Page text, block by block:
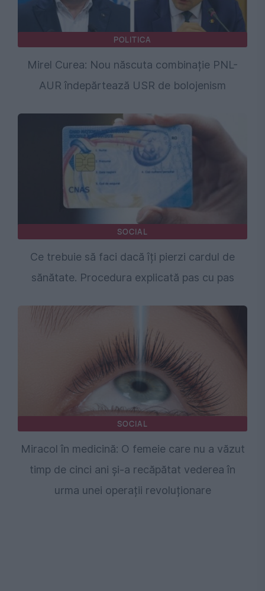
POLITICA
Mirel Curea: Nou născuta combinație PNL-
AUR îndepărtează USR de bolojenism
SOCIAL
Ce trebuie să faci dacă îți pierzi cardul de
sănătate. Procedura explicată pas cu pas
SOCIAL
Miracol în medicină: O femeie care nu a văzut
timp de cinci ani și-a recăpătat vederea în
urma unei operații revoluționare